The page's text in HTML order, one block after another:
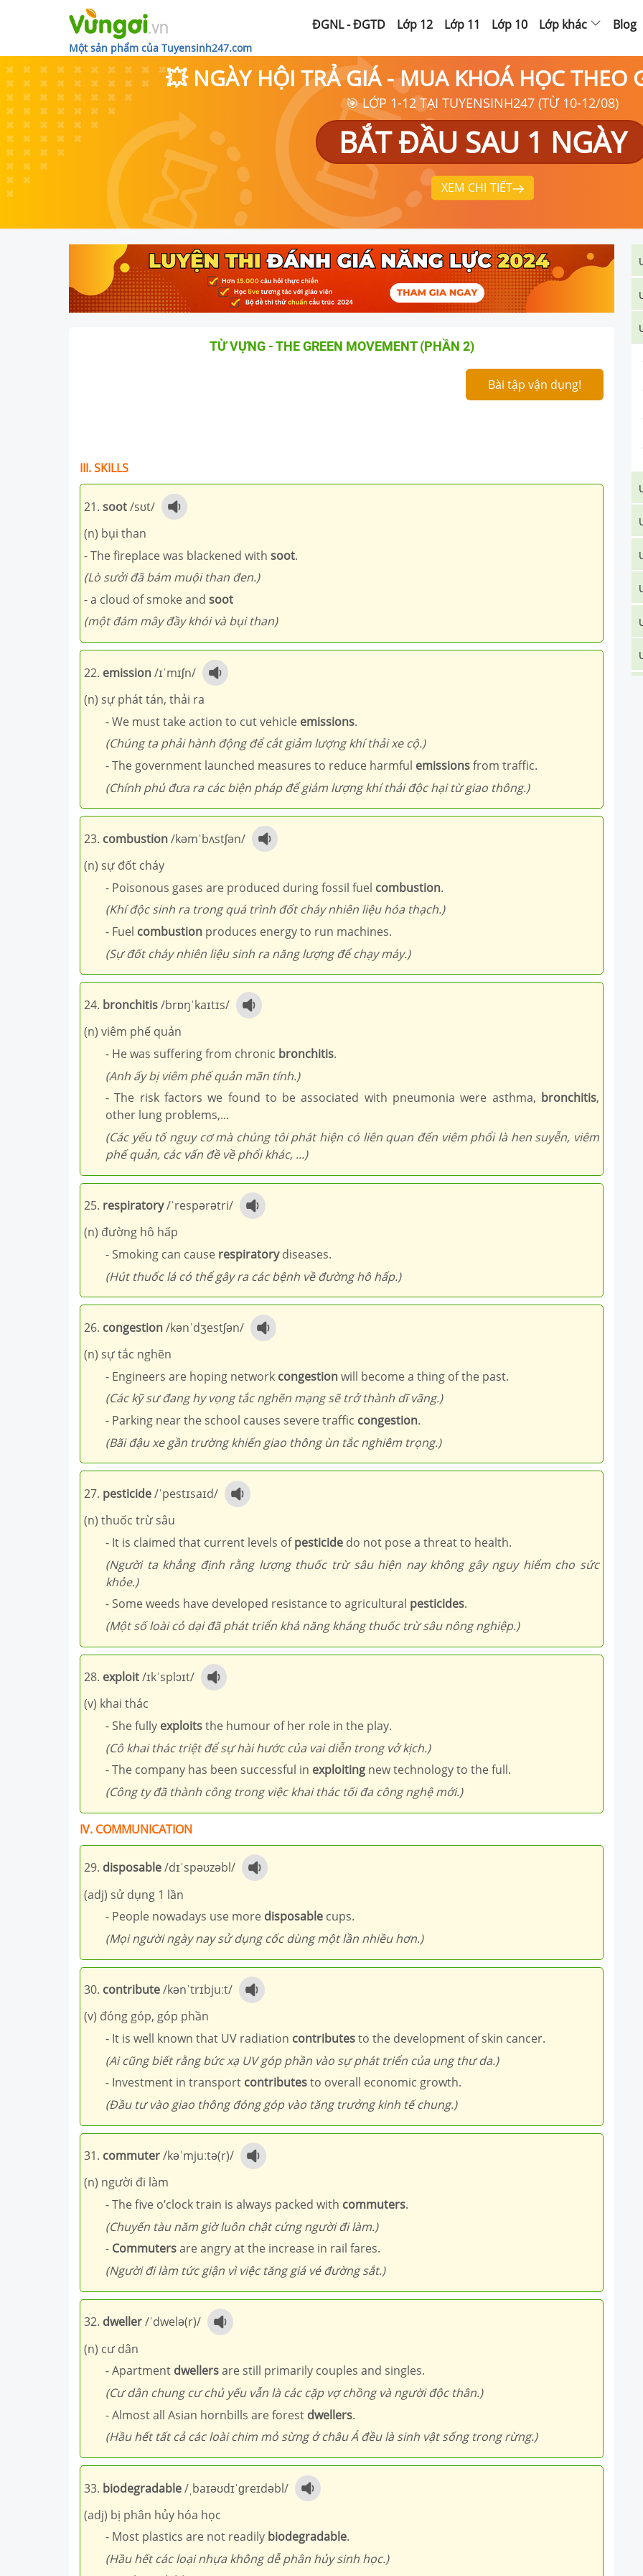
Một sản phẩm của Tuyensinh247.com
ĐGNL - ĐGTD Lớp 12 Lớp 11 Lớp 10 Lớp khác Blog
💥 NGÀY HỘI TRẢ GIÁ - MUA KHOÁ HỌC THEO
🎯 LỚP 1-12 TẠI TUYENSINH247 (TỪ 10-12/08)
BẮT ĐẦU SAU 1 NGÀY
XEM CHI TIẾT
TỪ VỰNG - THE GREEN MOVEMENT (PHẦN 2)
Bài tập vận dụng!
III. SKILLS
21. soot/sʊt/
(n) bụi than
- The fireplace was blackened with soot.
(Lò sưởi đã bám muội than đen.)
- a cloud of smoke and soot
(một đám mây đầy khói và bụi than)
22. emission/ɪˈmɪʃn/
(n) sự phát tán, thải ra
- We must take action to cut vehicle emissions.
(Chúng ta phải hành động để cắt giảm lượng khí thải xe cộ.)
- The government launched measures to reduce harmful emissionsfrom traffic.
(Chính phủ đưa ra các biện pháp để giảm lượng khí thải độc hại từ giao thông.)
23. combustion/kəmˈbʌstʃən/
(n) sự đốt cháy
- Poisonous gases are produced during fossil fuel combustion.
(Khí độc sinh ra trong quá trình đốt cháy nhiên liệu hóa thạch.)
- Fuel combustion produces energy to run machines.
(Sự đốt cháy nhiên liệu sinh ra năng lượng để chạy máy.)
24. bronchitis/brɒŋˈkaɪtɪs/
(n) viêm phế quản
- He was suffering from chronic bronchitis.
(Anh ấy bị viêm phế quản mãn tính.)
- The risk factors we found to be associated with pneumonia were asthma, bronchitis,
other lung problems,...
(Các yếu tố nguy cơ mà chúng tôi phát hiện có liên quan đến viêm phổi là hen suyễn, viêm
phế quản, các vấn đề về phổi khác, ...)
25. respiratory/ˈrespərətri/
(n) đường hô hấp
- Smoking can cause respiratorydiseases.
(Hút thuốc lá có thể gây ra các bệnh về đường hô hấp.)
26. congestion/kənˈdʒestʃən/
(n) sự tắc nghẽn
- Engineers are hoping network congestionwill become a thing of the past.
(Các kỹ sư đang hy vọng tắc nghẽn mạng sẽ trở thành dĩ vãng.)
- Parking near the school causes severe traffic congestion.
(Bãi đậu xe gần trường khiến giao thông ùn tắc nghiêm trọng.)
27. pesticide/ˈpestɪsaɪd/
(n) thuốc trừ sâu
- It is claimed that current levels ofpesticide do not pose a threat to health.
(Người ta khẳng định rằng lượng thuốc trừ sâu hiện nay không gây nguy hiểm cho sức
khỏe.)
- Some weeds have developed resistance to agricultural pesticides.
(Một số loài cỏ dại đã phát triển khả năng kháng thuốc trừ sâu nông nghiệp.)
28. exploit/ɪkˈsplɔɪt/
(v) khai thác
- She fully exploitsthe humour of her role in the play.
(Cô khai thác triệt để sự hài hước của vai diễn trong vở kịch.)
- The company has been successful in exploiting new technology to the full.
(Công ty đã thành công trong việc khai thác tối đa công nghệ mới.)
IV. COMMUNICATION
29. disposable/dɪˈspəʊzəbl/
(adj) sử dụng 1 lần
- People nowadays use more disposable cups.
(Mọi người ngày nay sử dụng cốc dùng một lần nhiều hơn.)
30. contribute/kənˈtrɪbjuːt/
(v) đóng góp, góp phần
- It is well known that UV radiation contributesto the development of skin cancer.
(Ai cũng biết rằng bức xạ UV góp phần vào sự phát triển của ung thư da.)
- Investment in transport contributesto overall economic growth.
(Đầu tư vào giao thông đóng góp vào tăng trưởng kinh tế chung.)
31. commuter/kəˈmjuːtə(r)/
(n) người đi làm
- The five o’clock train is always packed with commuters.
(Chuyến tàu năm giờ luôn chật cứng người đi làm.)
- Commutersare angry at the increase in rail fares.
(Người đi làm tức giận vì việc tăng giá vé đường sắt.)
32. dweller/ˈdwelə(r)/
(n) cư dân
- Apartment dwellersare still primarily couples and singles.
(Cư dân chung cư chủ yếu vẫn là các cặp vợ chồng và người độc thân.)
- Almost all Asian hornbills are forest dwellers.
(Hầu hết tất cả các loài chim mỏ sừng ở châu Á đều là sinh vật sống trong rừng.)
33. biodegradable/ˌbaɪəʊdɪˈɡreɪdəbl/
(adj) bị phân hủy hóa học
- Most plastics are not readily biodegradable.
(Hầu hết các loại nhựa không dễ phân hủy sinh học.)